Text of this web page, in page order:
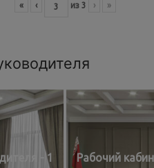
« ‹ из 3 › »
- 1 Рабочий